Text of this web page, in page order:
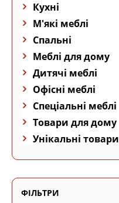
Кухні
М'які меблі
Спальні
Меблі для дому
Дитячі меблі
Офісні меблі
Спеціальні меблі
Товари для дому
Унікальні товари
ФІЛЬТРИ